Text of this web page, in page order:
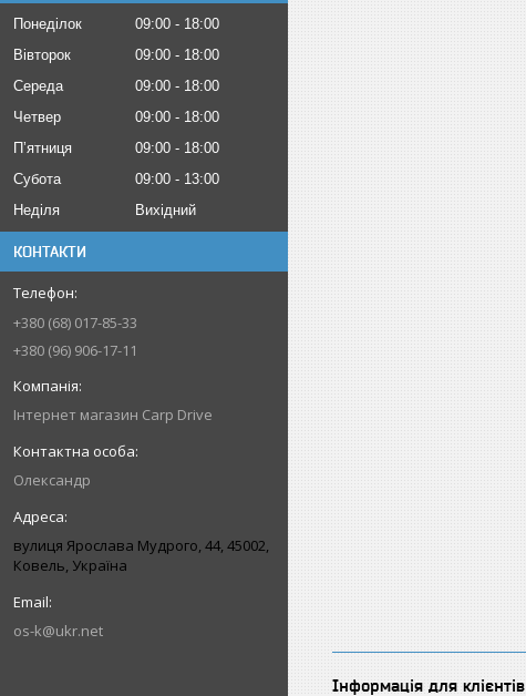
Понеділок 09:00
18:00
Вівторок
09:00
18:00
Середа
09:00
18:00
Четвер
09:00
18:00
Пʼятниця
09:00
18:00
Субота
09:00
13:00
Неділя
Вихідний
КОНТАКТИ
+380 (68) 017-85-33
+380 (96) 906-17-11
Інтернет магазин Carp Drive
Олександр
вулиця Ярослава Мудрого, 44, 45002,
Ковель, Україна
os-k@ukr.net
Інформація для клієнтів